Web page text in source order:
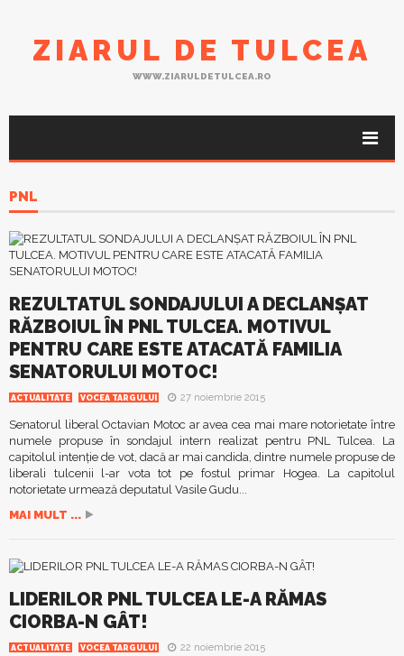
ZIARUL DE TULCEA
WWW.ZIARULDETULCEA.RO
PNL
REZULTATUL SONDAJULUI A DECLANŞAT
RĂZBOIUL ÎN PNL TULCEA. MOTIVUL
PENTRU CARE ESTE ATACATĂ FAMILIA
SENATORULUI MOTOC!
ACTUALITATE VOCEA TARGULUI 27 noiembrie 2015
Senatorul liberal Octavian Motoc ar avea cea mai mare notorietate între
numele propuse în sondajul intern realizat pentru PNL Tulcea. La
capitolul intenţie de vot, dacă ar mai candida, dintre numele propuse de
liberali tulcenii l-ar vota tot pe fostul primar Hogea. La capitolul
notorietate urmează deputatul Vasile Gudu...
MAI MULT ...
LIDERILOR PNL TULCEA LE-A RĂMAS
CIORBA-N GÂT!
ACTUALITATE VOCEA TARGULUI 22 noiembrie 2015